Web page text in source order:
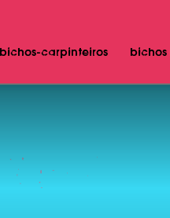
bichos-carpinteiros bichos